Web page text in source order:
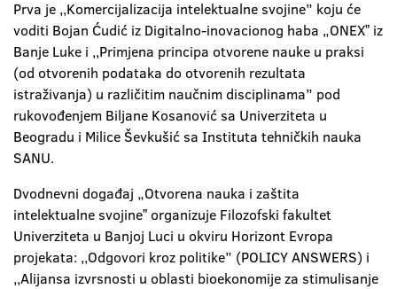
Prva je ,,Komercijalizacija intelektualne svojine” koju će
voditi Bojan Ćudić iz Digitalno-inovacionog haba „ONEXˮ iz
Banje Luke i ,,Primjena principa otvorene nauke u praksi
(od otvorenih podataka do otvorenih rezultata
istraživanja) u različitim naučnim disciplinama” pod
rukovođenjem Biljane Kosanović sa Univerziteta u
Beogradu i Milice Ševkušić sa Instituta tehničkih nauka
SANU.
Dvodnevni događaj „Otvorena nauka i zaštita
intelektualne svojineˮ organizuje Filozofski fakultet
Univerziteta u Banjoj Luci u okviru Horizont Evropa
projekata: ,,Odgovori kroz politike” (POLICY ANSWERS) i
,,Alijansa izvrsnosti u oblasti bioekonomije za stimulisanje